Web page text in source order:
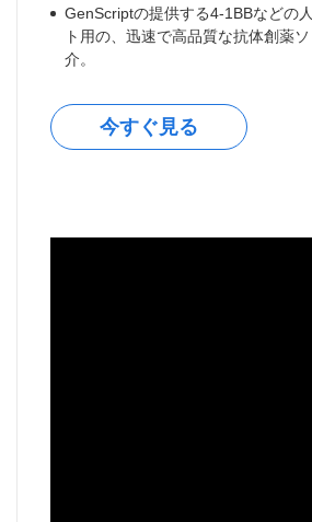
GenScriptの提供する4-1BBなどの
ト用の、迅速で高品質な抗体創薬
介。
今すぐ見る